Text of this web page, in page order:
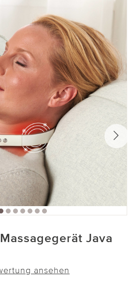
Java
ansehen